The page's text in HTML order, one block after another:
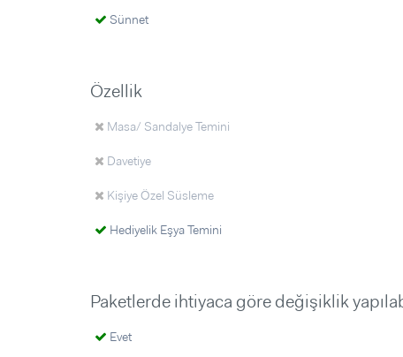
Sünnet
Özellik
Masa/ Sandalye Temini
Davetiye
Kişiye Özel Süsleme
Hediyelik Eşya Temini
Paketlerde ihtiyaca göre değişiklik
Evet